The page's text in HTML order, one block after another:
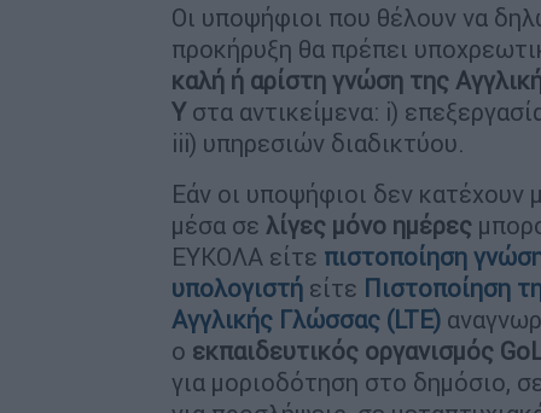
Οι υποψήφιοι που θέλουν να
προκήρυξη θα πρέπει
καλή ή αρίστη γνώση της
Υστα αντικείμενα: i)
iii) υπηρεσιών διαδικτύου.
Εάν οι υποψήφιοι δεν κατέχουν
μέσα σε λίγες μόνο ημέρες
ΕΥΚΟΛΑ είτε πιστοποίηση
υπολογιστή είτε Πιστοποίηση
Αγγλικής Γλώσσας (LTE)
ο εκπαιδευτικός οργανισμός
για μοριοδότηση στο δημόσιο,